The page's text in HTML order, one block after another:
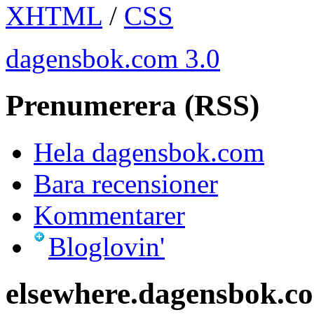
XHTML / CSS
dagensbok.com 3.0
Prenumerera (RSS)
Hela dagensbok.com
Bara recensioner
Kommentarer
Bloglovin'